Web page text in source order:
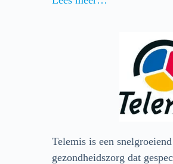
Telemis is een
gezondheidszorg dat